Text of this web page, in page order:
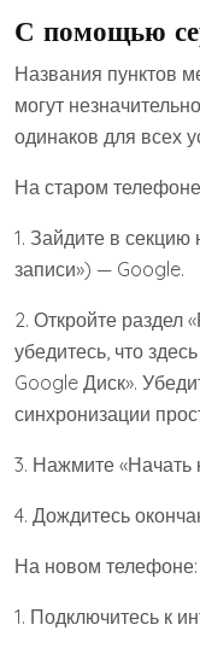
С помощью
Названия пунктов
могут
одинаков для всех
На старом
1. Зайдите в секцию
записи») — Google.
2. Откройте раздел
убедитесь, что
Google Диск».
синхронизации
3. Нажмите «Начать
4. Дождитесь
На новом телефоне:
1. Подключитесь к